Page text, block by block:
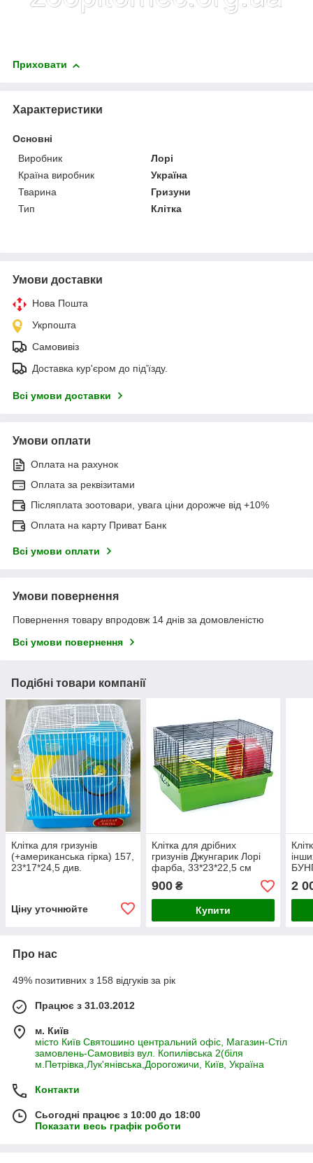
Приховати
Характеристики
Основні
Виробник
Лорі
Країна виробник
Україна
Тварина
Гризуни
Тип
Клітка
Умови доставки
Нова Пошта
Укрпошта
Самовивіз
Доставка кур'єром до під'їзду.
Всі умови доставки
Умови оплати
Оплата на рахунок
Оплата за реквізитами
Післяплата зоотовари, увага ціни дорожче від +10%
Оплата на карту Приват Банк
Всі умови оплати
Умови повернення
Повернення товару впродовж 14 днів за домовленістю
Всі умови повернення
Подібні товари компанії
Клітка для гризунів
(+американська гірка) 157,
23*17*24,5 див.
Ціну уточнюйте
Клітка для дрібних
гризунів Джунгарик Лорі
фарба, 33*23*22,5 см
900₴
Купити
2
Про нас
49% позитивних з 158 відгуків за рік
Працює з 31.03.2012
м. Київ
місто Київ Святошино центральний офіс, Магазин-Стіл
замовлень-Самовивіз вул. Копилівська 2(біля
м.Петрівка,Лук'янівська,Дорогожичи, Київ, Україна
Контакти
Сьогодні працює з 10:00 до 18:00
Показати весь графік роботи